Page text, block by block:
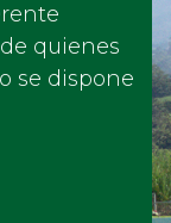
quienes
se dispone